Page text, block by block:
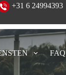
+31 6 24994393
FAQ